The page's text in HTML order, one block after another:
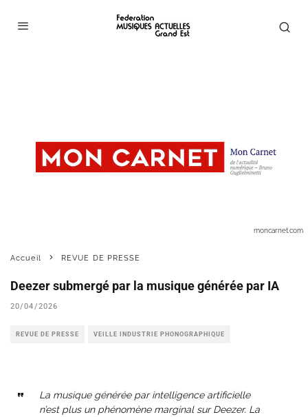
moncarnet.com
Accueil REVUE DE PRESSE
Deezer submergé par la musique générée par IA
20/04/2026
REVUE DE PRESSE VEILLE INDUSTRIE PHONOGRAPHIQUE
La musique générée par intelligence artificielle
n’est plus un phénomène marginal sur Deezer. La